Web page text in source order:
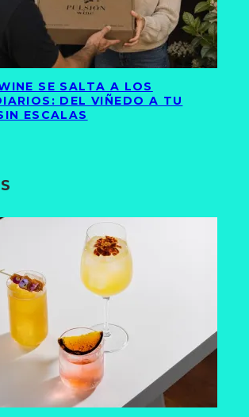
SE SALTA A LOS
DEL VIÑEDO A TU
ESCALAS